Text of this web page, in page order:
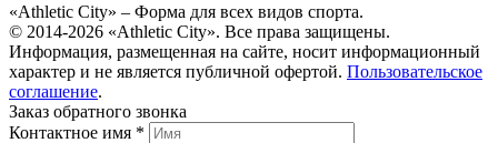
«Athletic City» – Форма для всех видов спорта.
© 2014-2026 «Athletic City». Все права защищены.
Информация, размещенная на сайте, носит информационный
характер и не является публичной офертой. Пользовательское
соглашение.
Заказ обратного звонка
Контактное имя *